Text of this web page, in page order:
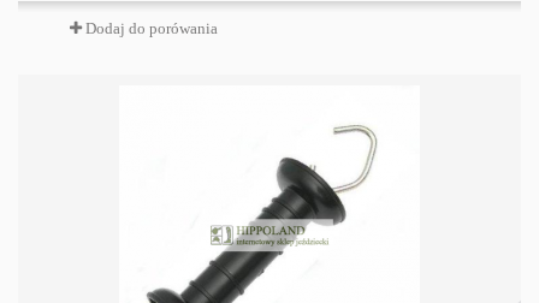
Dodaj do porówania